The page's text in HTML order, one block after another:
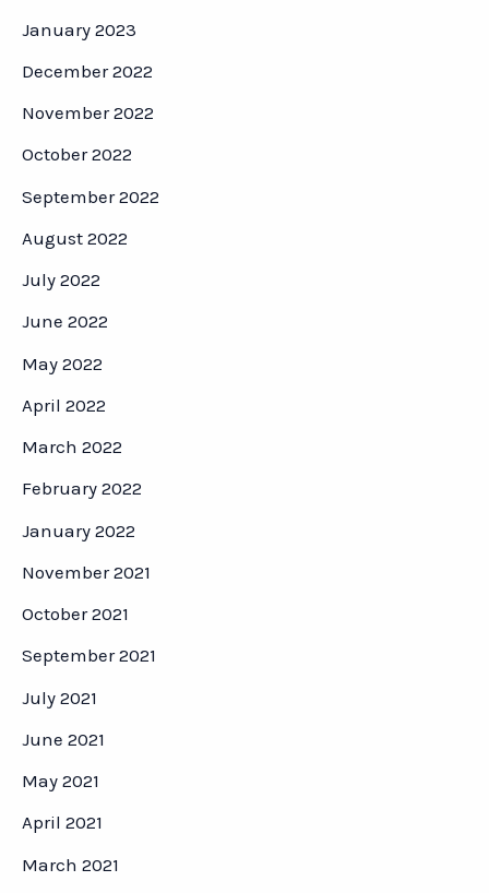
January 2023
December 2022
November 2022
October 2022
September 2022
August 2022
July 2022
June 2022
May 2022
April 2022
March 2022
February 2022
January 2022
November 2021
October 2021
September 2021
July 2021
June 2021
May 2021
April 2021
March 2021